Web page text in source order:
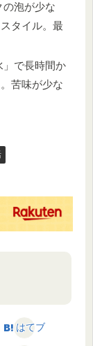
の泡が少な
タイル。最
」で長時間か
苦味が少な
はてブ